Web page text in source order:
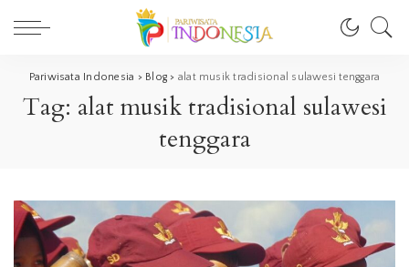
Pariwisata Indonesia > Blog > alat musik tradisional sulawesi tenggara
Tag: alat musik tradisional sulawesi
tenggara